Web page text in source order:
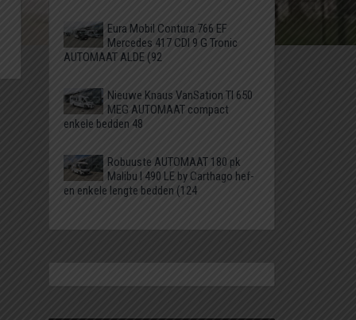
Eura Mobil Contura 766 EF
Mercedes 417 CDI 9 G Tronic
AUTOMAAT ALDE (92
Nieuwe Knaus VanSation TI 650
MEG AUTOMAAT compact
enkele bedden 48
Robuuste AUTOMAAT 180 pk
Malibu I 490 LE by Carthago hef-
en enkele lengte bedden (124